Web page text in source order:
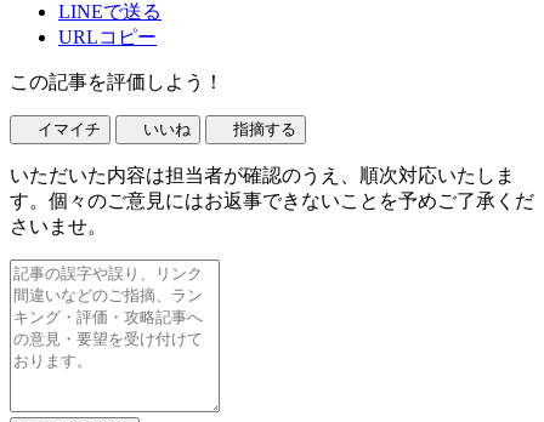
LINEで送る
URLコピー
この記事を評価しよう！
イマイチ いいね 指摘する
いただいた内容は担当者が確認のうえ、順次対応いたしま
す。個々のご意見にはお返事できないことを予めご了承くだ
さいませ。